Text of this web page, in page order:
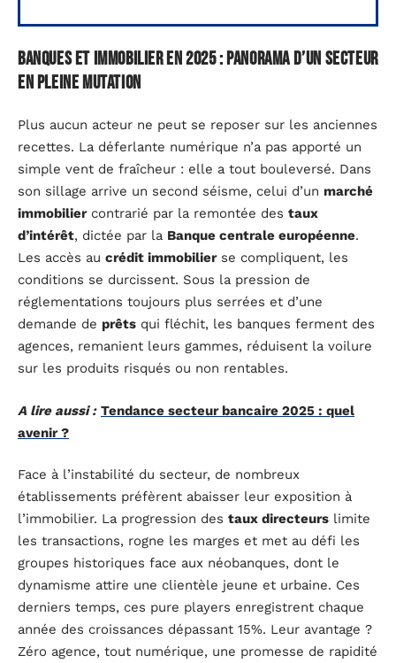
Banques et immobilier en 2025 : panorama d’un secteur
en pleine mutation
Plus aucun acteur ne peut se reposer sur les anciennes
recettes. La déferlante numérique n’a pas apporté un
simple vent de fraîcheur : elle a tout bouleversé. Dans
son sillage arrive un second séisme, celui d’un marché
immobiliercontrarié par la remontée des taux
d’intérêt, dictée par la Banque centrale européenne.
Les accès au crédit immobilierse compliquent, les
conditions se durcissent. Sous la pression de
réglementations toujours plus serrées et d’une
demande de prêts qui fléchit, les banques ferment des
agences, remanient leurs gammes, réduisent la voilure
sur les produits risqués ou non rentables.
A lire aussi : Tendance secteur bancaire 2025 : quel
avenir ?
Face à l’instabilité du secteur, de nombreux
établissements préfèrent abaisser leur exposition à
l’immobilier. La progression des taux directeurs limite
les transactions, rogne les marges et met au défi les
groupes historiques face aux néobanques, dont le
dynamisme attire une clientèle jeune et urbaine. Ces
derniers temps, ces pure players enregistrent chaque
année des croissances dépassant 15%. Leur avantage ?
Zéro agence, tout numérique, une promesse de rapidité